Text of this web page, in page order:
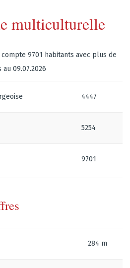
multiculturelle
9701 habitants avec plus de
09.07.2026
4447
5254
9701
284 m